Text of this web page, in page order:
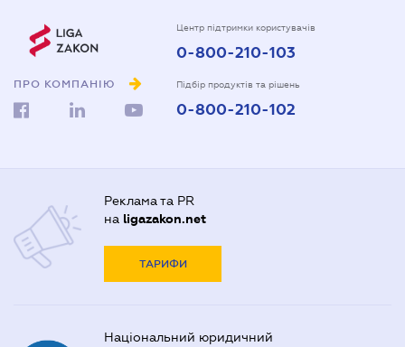
ПРО КОМПАНІЮ
Центр підтримки користувачів
0-800-210-103
Підбір продуктів та рішень
0-800-210-102
Реклама та PR
на ligazakon.net
ТАРИФИ
Національний юридичний